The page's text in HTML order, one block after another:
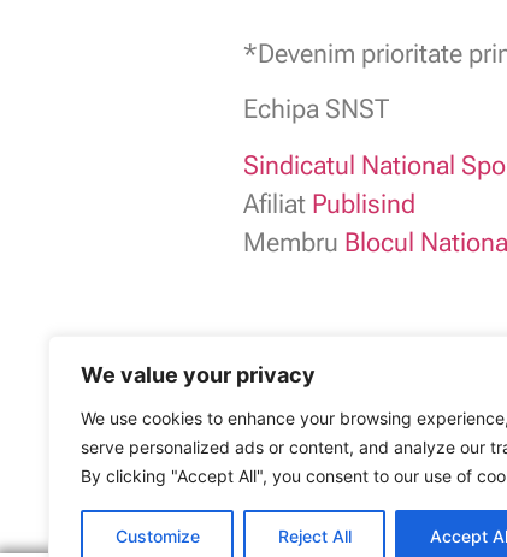
We value your privacy
We use cookies to enhance your browsing experience,
serve personalized ads or content, and analyze our
By clicking "Accept All", you consent to our use of
Customize Reject All Accept
*Devenim prioritate
Echipa SNST
Sindicatul National
Afiliat Publisind
Membru Blocul
Sindicatul Național Sport și
descentralizare
ARTICOLUL ANTERIOR
Blocul Național Sindical, la consultări cu